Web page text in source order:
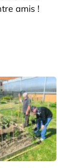
amis !